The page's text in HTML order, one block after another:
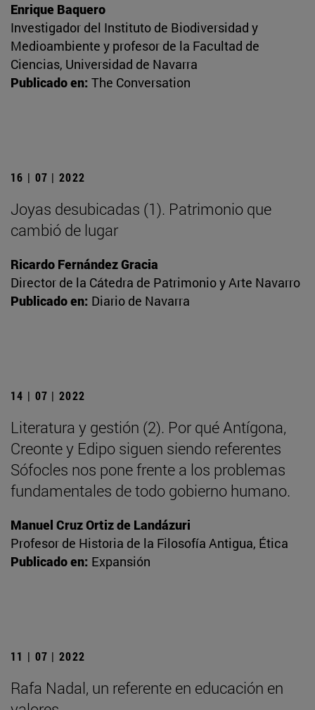
Enrique Baquero
Investigador del Instituto de Biodiversidad y
Medioambiente y profesor de la Facultad de
Ciencias, Universidad de Navarra
Publicado en: The Conversation
16 | 07 | 2022
Joyas desubicadas (1). Patrimonio que
cambió de lugar
Ricardo Fernández Gracia
Director de la Cátedra de Patrimonio y Arte Navarro
Publicado en: Diario de Navarra
14 | 07 | 2022
Literatura y gestión (2). Por qué Antígona,
Creonte y Edipo siguen siendo referentes
Sófocles nos pone frente a los problemas
fundamentales de todo gobierno humano.
Manuel Cruz Ortiz de Landázuri
Profesor de Historia de la Filosofía Antigua, Ética
Publicado en: Expansión
11 | 07 | 2022
Rafa Nadal, un referente en educación en